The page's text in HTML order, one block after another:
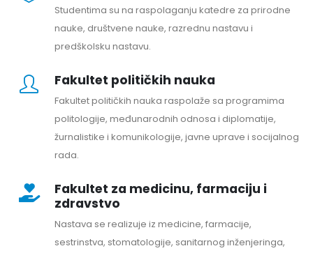
Studentima su na raspolaganju katedre za prirodne
nauke, društvene nauke, razrednu nastavu i
predškolsku nastavu.
Fakultet političkih nauka
Fakultet političkih nauka raspolaže sa programima
politologije, međunarodnih odnosa i diplomatije,
žurnalistike i komunikologije, javne uprave i socijalnog
rada.
Fakultet za medicinu, farmaciju i
zdravstvo
Nastava se realizuje iz medicine, farmacije,
sestrinstva, stomatologije, sanitarnog inženjeringa,